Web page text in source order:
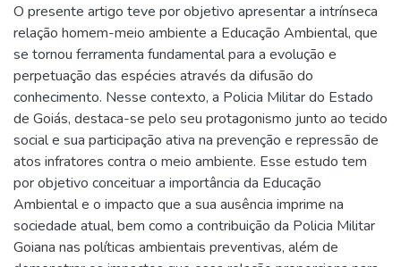
O presente artigo teve por objetivo apresentar a intrínseca
relação homem-meio ambiente a Educação Ambiental, que
se tornou ferramenta fundamental para a evolução e
perpetuação das espécies através da difusão do
conhecimento. Nesse contexto, a Policia Militar do Estado
de Goiás, destaca-se pelo seu protagonismo junto ao tecido
social e sua participação ativa na prevenção e repressão de
atos infratores contra o meio ambiente. Esse estudo tem
por objetivo conceituar a importância da Educação
Ambiental e o impacto que a sua ausência imprime na
sociedade atual, bem como a contribuição da Policia Militar
Goiana nas políticas ambientais preventivas, além de